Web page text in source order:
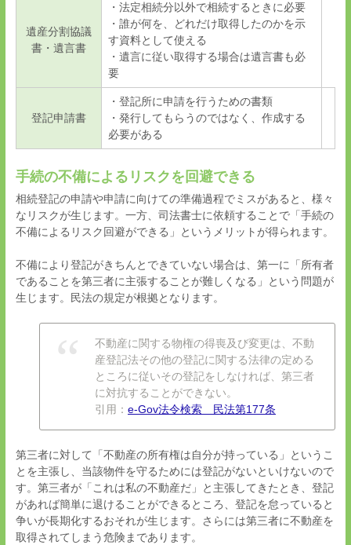
遺産分割協議
書・遺言書
・法定相続分以外で相続するときに必要
・誰が何を、どれだけ取得したのかを示
す資料として使える
・遺言に従い取得する場合は遺言書も必
要
登記申請書
・登記所に申請を行うための書類
・発行してもらうのではなく、作成する
必要がある
手続の不備によるリスクを回避できる
相続登記の申請や申請に向けての準備過程でミスがあると、様々
なリスクが生じます。一方、司法書士に依頼することで「手続の
不備によるリスク回避ができる」というメリットが得られます。
不備により登記がきちんとできていない場合は、第一に「所有者
であることを第三者に主張することが難しくなる」という問題が
生じます。民法の規定が根拠となります。
不動産に関する物権の得喪及び変更は、不動
産登記法その他の登記に関する法律の定める
ところに従いその登記をしなければ、第三者
に対抗することができない。
引用： e-Gov法令検索 民法第177条
第三者に対して「不動産の所有権は自分が持っている」というこ
とを主張し、当該物件を守るためには登記がないといけないので
す。第三者が「これは私の不動産だ」と主張してきたとき、登記
があれば簡単に退けることができるところ、登記を怠っていると
争いが長期化するおそれが生じます。さらには第三者に不動産を
取得されてしまう危険まであります。